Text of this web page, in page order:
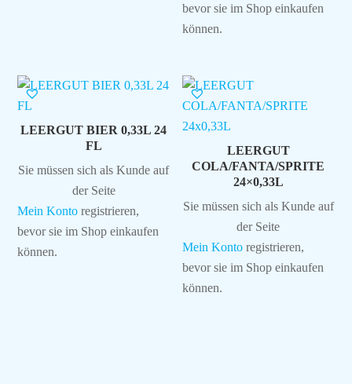
bevor sie im Shop einkaufen
können.
LEERGUT BIER 0,33L 24
FL
Sie müssen sich als Kunde auf
der Seite
Mein Konto registrieren,
bevor sie im Shop einkaufen
können.
LEERGUT
COLA/FANTA/SPRITE
24×0,33L
Sie müssen sich als Kunde auf
der Seite
Mein Konto registrieren,
bevor sie im Shop einkaufen
können.